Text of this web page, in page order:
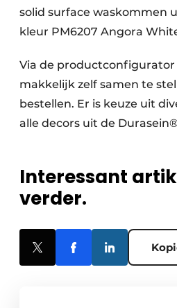
solid surface waskommen
kleur PM6207 Angora
Via de
makkelijk zelf samen te
bestellen. Er is keuze uit
alle decors uit de
Interessant
verder.